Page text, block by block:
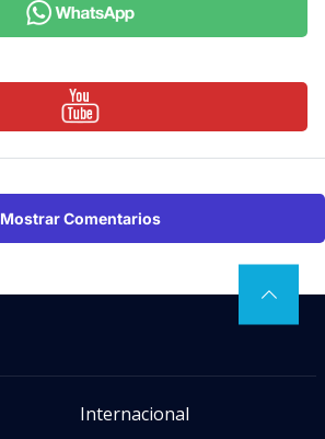
Mostrar Comentarios
Internacional